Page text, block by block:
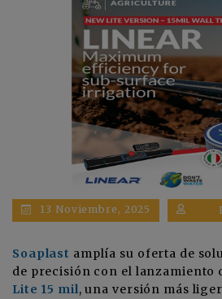
13 Noviembre, 2025
Soaplast amplía su oferta de
de precisión con el lanzamiento
Lite 15 mil, una versión más